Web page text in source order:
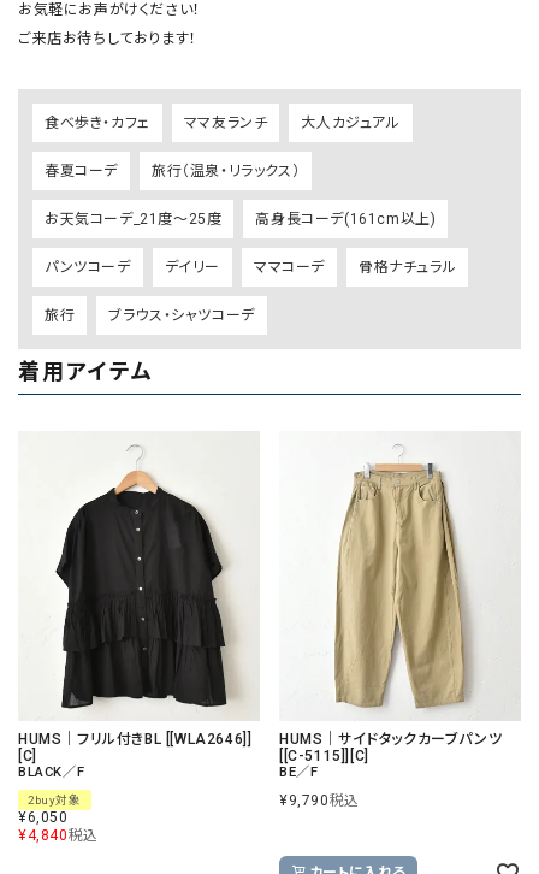
お気軽にお声がけください！
ご来店お待ちしております！
食べ歩き・カフェ ママ友ランチ 大人カジュアル
春夏コーデ 旅行（温泉・リラックス）
お天気コーデ_21度～25度 高身長コーデ(161cm以上)
パンツコーデ デイリー ママコーデ 骨格ナチュラル
旅行 ブラウス・シャツコーデ
着用アイテム
HUMS｜フリル付きBL [[WLA2646]]
[C]
BLACK／F
2buy対象
¥6,050
¥4,840税込
HUMS｜サイドタックカーブパンツ
[[C-5115]][C]
BE／F
¥9,790税込